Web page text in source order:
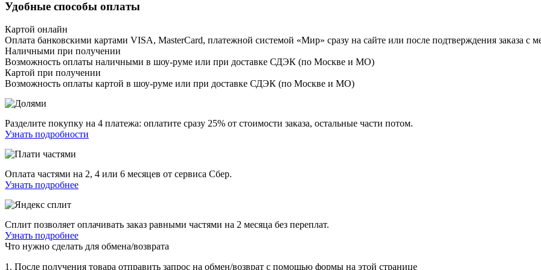
Удобные способы оплаты
Картой онлайн
Оплата банковскими картами VISA, MasterCard, платежной системой «Мир» сразу на сайте или после подтверждения заказа с
Наличными при получении
Возможность оплаты наличными в шоу-руме или при доставке СДЭК (по Москве и МО)
Картой при получении
Возможность оплаты картой в шоу-руме или при доставке СДЭК (по Москве и МО)
Разделите покупку на 4 платежа: оплатите сразу 25% от стоимости заказа, остальные части потом.
Узнать подробности
Оплата частями на 2, 4 или 6 месяцев от сервиса Сбер.
Узнать подробнее
Сплит позволяет оплачивать заказ равными частями на 2 месяца без переплат.
Узнать подробнее
Что нужно сделать для обмена/возврата
1. После получения товара отправить запрос на обмен/возврат с помощью формы на этой странице